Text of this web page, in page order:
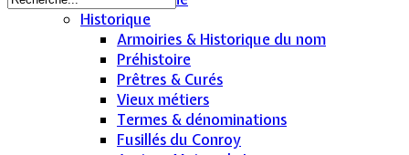
Historique
Armoiries & Historique du nom
Préhistoire
Prêtres & Curés
Vieux métiers
Termes & dénominations
Fusillés du Conroy